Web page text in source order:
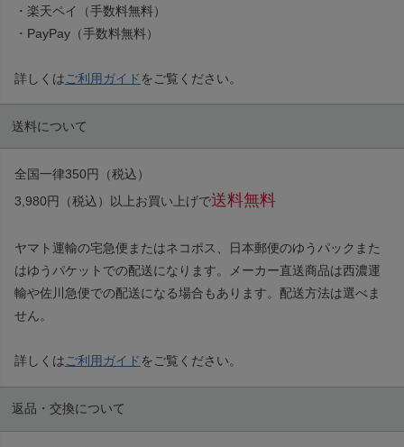
・楽天ペイ（手数料無料）
・PayPay（手数料無料）
詳しくは ご利用ガイド をご覧ください。
送料について
全国一律350円（税込）
3,980円（税込）以上お買い上げで送料無料
ヤマト運輸の宅急便またはネコポス、日本郵便のゆうパックまた
はゆうパケットでの配送になります。メーカー直送商品は西濃運
輸や佐川急便での配送になる場合もあります。配送方法は選べま
せん。
詳しくは ご利用ガイド をご覧ください。
返品・交換について